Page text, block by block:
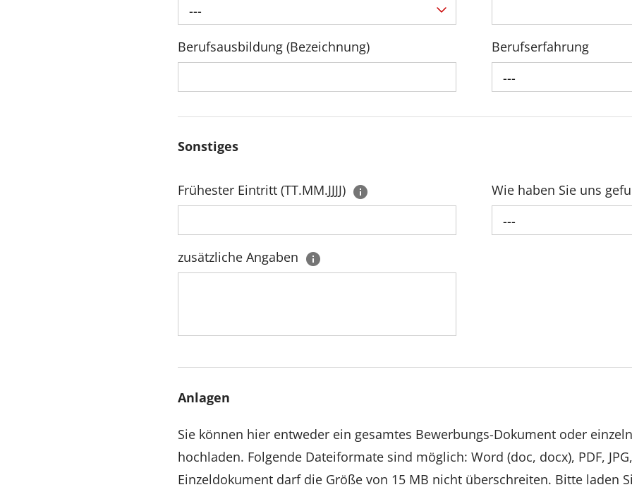
---
Berufsausbildung (Bezeichnung)
Berufserfahrung
---
Sonstiges
Frühester Eintritt (TT.MM.JJJJ)
Wie haben Sie uns
---
zusätzliche Angaben
Anlagen
Sie können hier entweder ein gesamtes Bewerbungs-Dokument oder
hochladen. Folgende Dateiformate sind möglich: Word (doc, docx), PDF,
Einzeldokument darf die Größe von 15 MB nicht überschreiten. Bitte laden